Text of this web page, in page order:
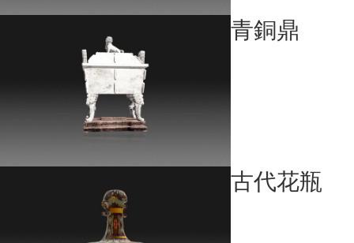
青銅鼎
古代花瓶